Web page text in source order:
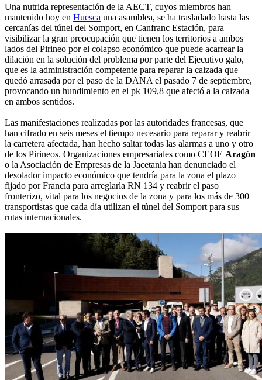
Una nutrida representación de la AECT, cuyos miembros han
mantenido hoy en Huesca una asamblea, se ha trasladado hasta las
cercanías del túnel del Somport, en Canfranc Estación, para
visibilizar la gran preocupación que tienen los territorios a ambos
lados del Pirineo por el colapso económico que puede acarrear la
dilación en la solución del problema por parte del Ejecutivo galo,
que es la administración competente para reparar la calzada que
quedó arrasada por el paso de la DANA el pasado 7 de septiembre,
provocando un hundimiento en el pk 109,8 que afectó a la calzada
en ambos sentidos.
Las manifestaciones realizadas por las autoridades francesas, que
han cifrado en seis meses el tiempo necesario para reparar y reabrir
la carretera afectada, han hecho saltar todas las alarmas a uno y otro
de los Pirineos. Organizaciones empresariales como CEOE Aragón
o la Asociación de Empresas de la Jacetania han denunciado el
desolador impacto económico que tendría para la zona el plazo
fijado por Francia para arreglarla RN 134 y reabrir el paso
fronterizo, vital para los negocios de la zona y para los más de 300
transportistas que cada día utilizan el túnel del Somport para sus
rutas internacionales.